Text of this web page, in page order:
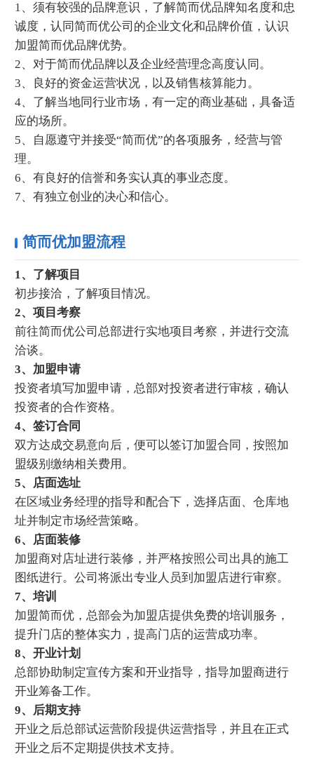
1、须有较强的品牌意识，了解简而优品牌知名度和忠
诚度，认同简而优公司的企业文化和品牌价值，认识
加盟简而优品牌优势。
2、对于简而优品牌以及企业经营理念高度认同。
3、良好的资金运营状况，以及销售核算能力。
4、了解当地同行业市场，有一定的商业基础，具备适
应的场所。
5、自愿遵守并接受“简而优”的各项服务，经营与管
理。
6、有良好的信誉和务实认真的事业态度。
7、有独立创业的决心和信心。
简而优加盟流程
1、了解项目
初步接洽，了解项目情况。
2、项目考察
前往简而优公司总部进行实地项目考察，并进行交流
洽谈。
3、加盟申请
投资者填写加盟申请，总部对投资者进行审核，确认
投资者的合作资格。
4、签订合同
双方达成交易意向后，便可以签订加盟合同，按照加
盟级别缴纳相关费用。
5、店面选址
在区域业务经理的指导和配合下，选择店面、仓库地
址并制定市场经营策略。
6、店面装修
加盟商对店址进行装修，并严格按照公司出具的施工
图纸进行。公司将派出专业人员到加盟店进行审察。
7、培训
加盟简而优，总部会为加盟店提供免费的培训服务，
提升门店的整体实力，提高门店的运营成功率。
8、开业计划
总部协助制定宣传方案和开业指导，指导加盟商进行
开业筹备工作。
9、后期支持
开业之后总部试运营阶段提供运营指导，并且在正式
开业之后不定期提供技术支持。